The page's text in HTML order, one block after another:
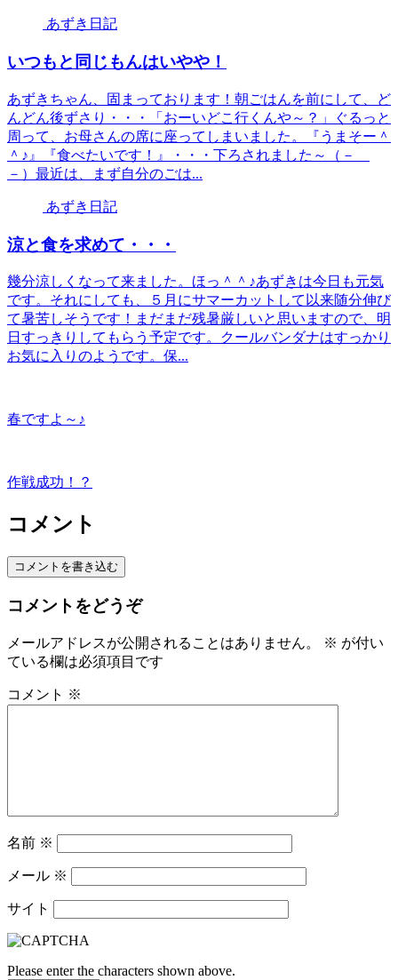
あずき日記
いつもと同じもんはいやや！
あずきちゃん、固まっております！朝ごはんを前にして、ど
んどん後ずさり・・・「おーいどこ行くんや～？」ぐるっと
周って、お母さんの席に座ってしまいました。『うまそー＾
＾♪』『食べたいです！』・・・下ろされました～（－
－）最近は、まず自分のごは...
あずき日記
涼と食を求めて・・・
幾分涼しくなって来ました。ほっ＾＾♪あずきは今日も元気
です。それにしても、５月にサマーカットして以来随分伸び
て暑苦しそうです！まだまだ残暑厳しいと思いますので、明
日すっきりしてもらう予定です。クールバンダナはすっかり
お気に入りのようです。保...
春ですよ～♪
作戦成功！？
コメント
コメントを書き込む
コメントをどうぞ
メールアドレスが公開されることはありません。 ※ が付い
ている欄は必須項目です
コメント ※
名前 ※
メール ※
サイト
Please enter the characters shown above.